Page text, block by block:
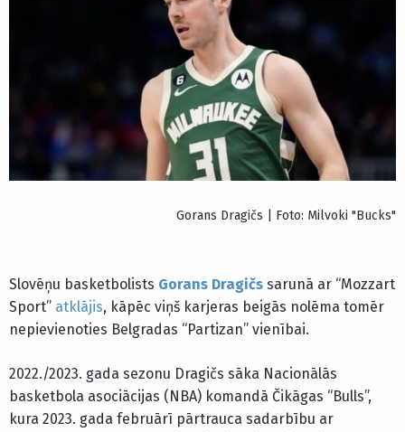
Gorans Dragičs | Foto: Milvoki "Bucks"
Slovēņu basketbolists Gorans Dragičs sarunā ar “Mozzart
Sport” atklājis, kāpēc viņš karjeras beigās nolēma tomēr
nepievienoties Belgradas “Partizan” vienībai.
2022./2023. gada sezonu Dragičs sāka Nacionālās
basketbola asociācijas (NBA) komandā Čikāgas “Bulls”,
kura 2023. gada februārī pārtrauca sadarbību ar